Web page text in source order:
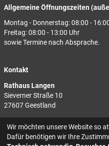
Allgemeine Öffnungszeiten
Montag - Donnerstag: 08:00 -
Freitag: 08:00 - 13:00 Uhr
sowie Termine nach Absprache.
Kontakt
Rathaus Langen
Sieverner Straße 10
27607 Geestland
Rathaus Bad Bederkesa
Am Markt 8
Wir möchten unsere Website so
Dafür benötigen wir Ihre